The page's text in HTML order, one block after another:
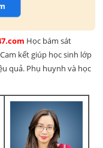
Học bám sát
kết giúp học sinh lớp
quả. Phụ huynh và học